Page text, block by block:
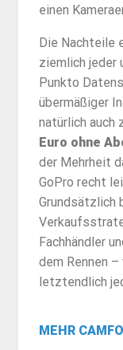
einen
Die Nachteile
ziemlich jeder
Punkto
übermäßiger
natürlich auch
Euro ohne
der Mehrheit
GoPro recht
Grundsätzlich
Fachhändler
dem Rennen
letztendlich
MEHR